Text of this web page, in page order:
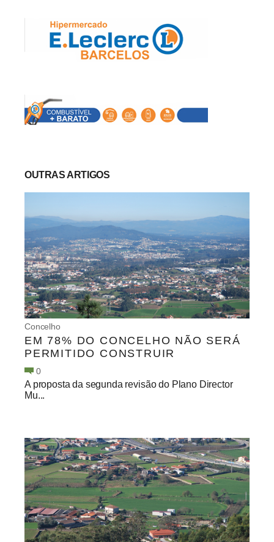
OUTRAS ARTIGOS
Concelho
EM 78% DO CONCELHO NÃO SERÁ
PERMITIDO CONSTRUIR
0
A proposta da segunda revisão do Plano Director
Mu...